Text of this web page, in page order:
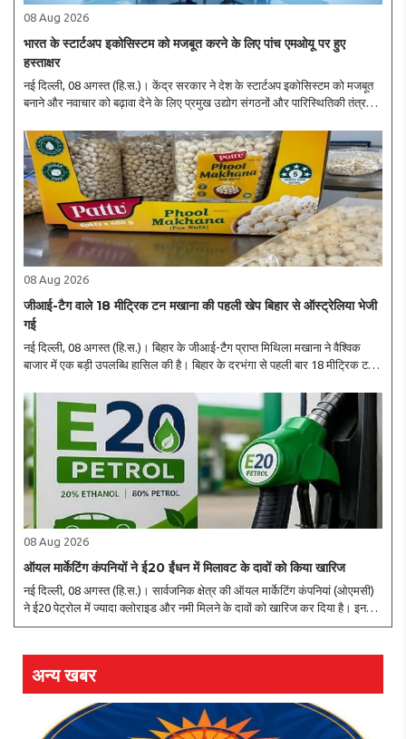
08 Aug 2026
भारत के स्टार्टअप इकोसिस्टम को मजबूत करने के लिए पांच एमओयू पर हुए
हस्ताक्षर
नई दिल्ली, 08 अगस्त (हि.स.)। केंद्र सरकार ने देश के स्टार्टअप इकोसिस्टम को मजबूत
बनाने और नवाचार को बढ़ावा देने के लिए प्रमुख उद्योग संगठनों और पारिस्थितिकी तंत्र
08 Aug 2026
जीआई-टैग वाले 18 मीट्रिक टन मखाना की पहली खेप बिहार से ऑस्ट्रेलिया भेजी
गई
नई दिल्ली, 08 अगस्त (हि.स.)। बिहार के जीआई-टैग प्राप्त मिथिला मखाना ने वैश्विक
बाजार में एक बड़ी उपलब्धि हासिल की है। बिहार के दरभंगा से पहली बार 18 मीट्रिक टन
08 Aug 2026
ऑयल मार्केटिंग कंपनियों ने ई20 ईंधन में मिलावट के दावों को किया खारिज
नई दिल्ली, 08 अगस्त (हि.स.)। सार्वजनिक क्षेत्र की ऑयल मार्केटिंग कंपनियां (ओएमसी)
ने ई20 पेट्रोल में ज्यादा क्लोराइड और नमी मिलने के दावों को खारिज कर दिया है। इन
कंपनियों का कहना है कि देशभर में हुई जांच में ऐसे आरोप सही नहीं पाए गए हैं। ऑयल
अन्य खबर